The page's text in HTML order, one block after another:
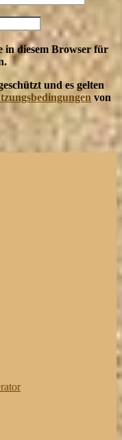
in diesem Browser für
und es gelten
von